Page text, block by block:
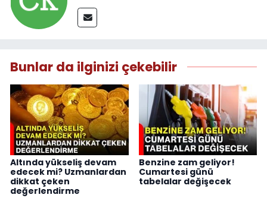
Bunlar da ilginizi çekebilir
Altında yükseliş devam
edecek mi? Uzmanlardan
dikkat çeken
değerlendirme
Benzine zam geliyor!
Cumartesi günü
tabelalar değişecek